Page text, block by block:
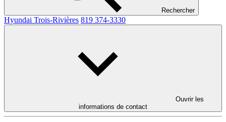
Rechercher
Hyundai Trois-Rivières 819 374-3330
Ouvrir les
informations de contact